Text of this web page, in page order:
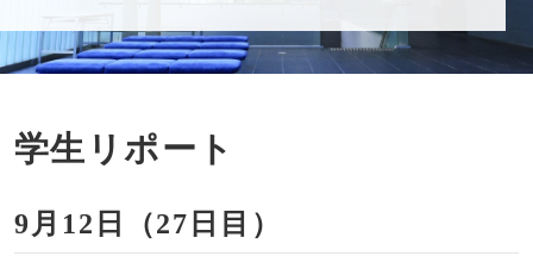
学生リポート
9月12日（27日目）